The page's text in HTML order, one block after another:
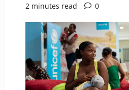
2 minutes read
0